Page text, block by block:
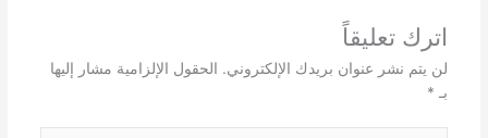
اترك تعليقاً
لن يتم نشر عنوان بريدك الإلكتروني. الحقول الإلزامية مشار إليها
بـ *